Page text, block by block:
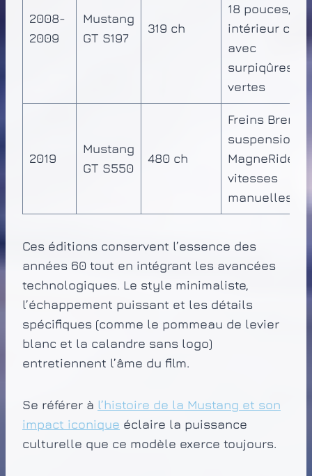
2008-
2009
Mustang
GT S197
319 ch
18 pouces,
intérieur cuir
avec
surpiqûres
vertes
2019
Mustang
GT S550
480 ch
Freins
suspension
MagneRide, 6
vitesses
manuelles
Ces éditions conservent l’essence des
années 60 tout en intégrant les avancées
technologiques. Le style minimaliste,
l’échappement puissant et les détails
spécifiques (comme le pommeau de levier
blanc et la calandre sans logo)
entretiennent l’âme du film.
Se référer à l’histoire de la Mustang et son
impact iconique éclaire la puissance
culturelle que ce modèle exerce toujours.